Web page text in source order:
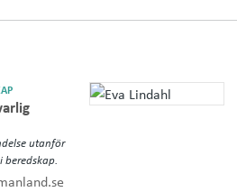
utanför